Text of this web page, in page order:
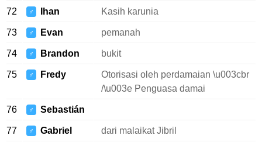
72 ♂ Ihan Kasih karunia
73 ♂ Evan pemanah
74 ♂ Brandon bukit
75 ♂ Fredy
Otorisasi oleh perdamaian \u003cbr
/\u003e Penguasa damai
76 ♂ Sebastián
77 ♂ Gabriel dari malaikat Jibril